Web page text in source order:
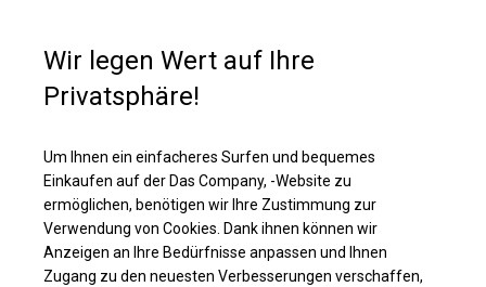
Ganzjährig geöffnete Zelthalle | 5x8 m
Wir legen Wert auf Ihre
Privatsphäre!
Um Ihnen ein einfacheres Surfen und bequemes
Einkaufen auf der Das Company, -Website zu
ermöglichen, benötigen wir Ihre Zustimmung zur
Verwendung von Cookies. Dank ihnen können wir
Anzeigen an Ihre Bedürfnisse anpassen und Ihnen
Zugang zu den neuesten Verbesserungen verschaffen,